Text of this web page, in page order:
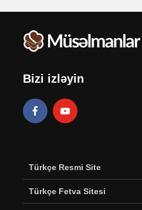
Bizi izləyin
Türkçe Resmi Site
Türkçe Fetva Sitesi